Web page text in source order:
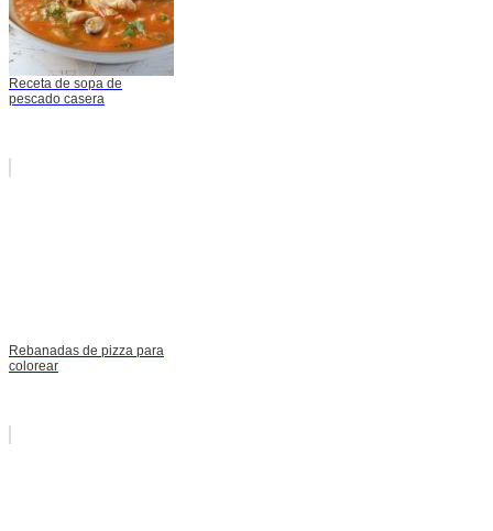
Receta de sopa de
pescado casera
Rebanadas de pizza para
colorear